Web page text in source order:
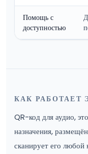
Помощь с
доступностью
КАК РАБОТАЕТ
QR-код для аудио,
назначения,
сканирует его